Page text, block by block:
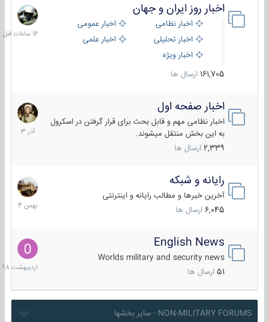
اخبار روز ایران و جهان
اخبار نظامی
اخبار عمومی
اخبار تحلیلی
اخبار علمی
اخبار ویژه
161,705 ارسال ها
16
ساعات
قبل
اخبار صفحه اول
اخبار نظامی مهم و قابل بحث برای قرار گرفتن در اسکرول
به این بخش منتقل میشوند.
2,339 ارسال ها
7
آذر
1403
رایانه و شبکه
آخرین خبرها و مطالب رایانه و اینترنتی
6,045 ارسال ها
30
بهمن
1404
English News
Worlds military and security news
51 ارسال ها
10
1398
NON-MILITARY FORUMS - سایر بخشها